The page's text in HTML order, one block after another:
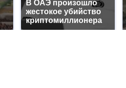
В ОАЭ произошло
жестокое убийство
криптомиллионера